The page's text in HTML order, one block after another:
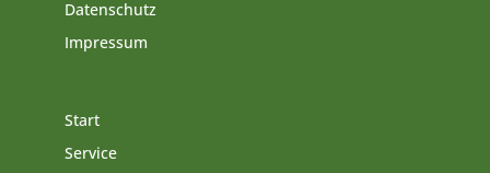
Datenschutz
Impressum
Start
Service